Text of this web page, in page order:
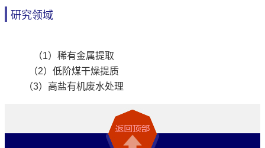
研究领域
（1）稀有金属提取
（2）低阶煤干燥提质
（3）高盐有机废水处理